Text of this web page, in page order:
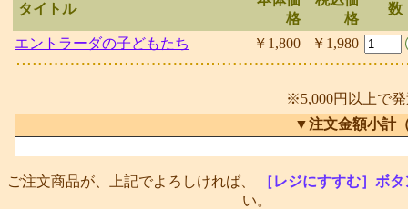
タイトル
格
格
エントラーダの子どもたち ￥1,800 ￥1,980
※5,000円以上で
▼注文金額小計
ご注文商品が、上記でよろしければ、
［レジにすすむ］ボタ
い。